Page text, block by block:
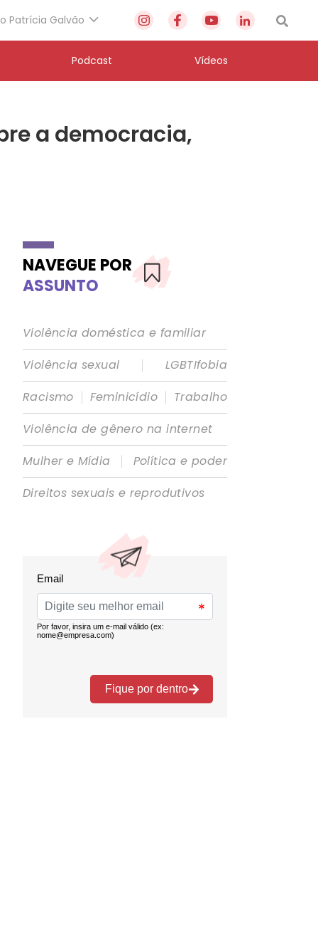
Patrícia Galvão
Podcast Vídeos
a democracia,
NAVEGUE POR
ASSUNTO
Violência doméstica e familiar
Violência sexual
|
LGBTIfobia
Racismo | Feminicídio | Trabalho
Violência de gênero na internet
Mulher e Mídia
|
Política e poder
Direitos sexuais e reprodutivos